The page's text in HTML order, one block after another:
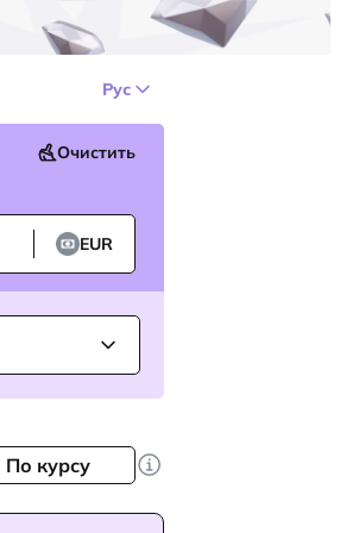
Рус
Очистить
EUR
По курсу